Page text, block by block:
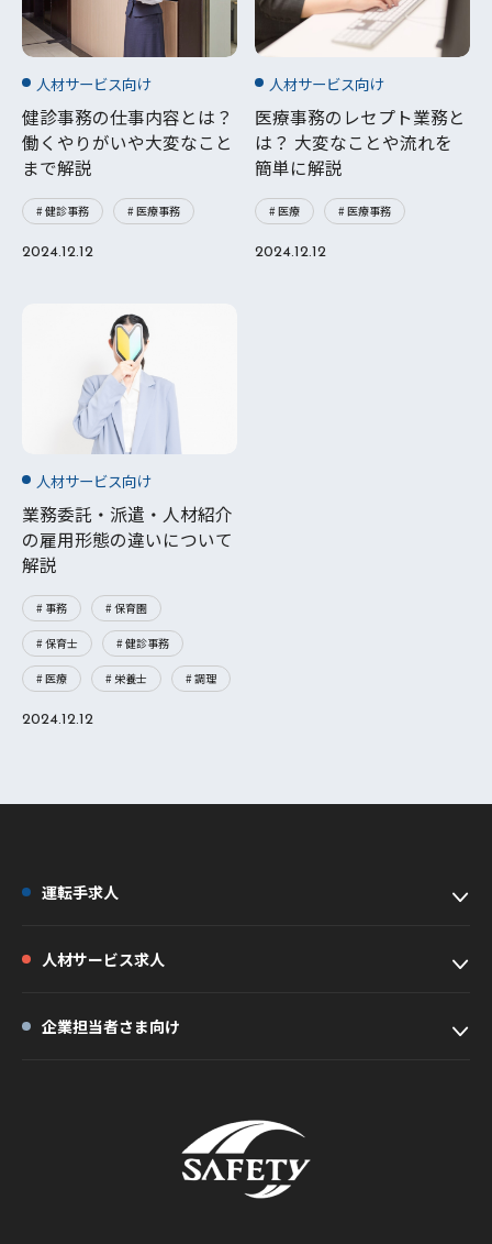
人材サービス向け
健診事務の仕事内容とは？
働くやりがいや大変なこと
まで解説
# 健診事務 # 医療事務
2024.12.12
人材サービス向け
医療事務のレセプト業務と
は？ 大変なことや流れを
簡単に解説
# 医療 # 医療事務
2024.12.12
人材サービス向け
業務委託・派遣・人材紹介
の雇用形態の違いについて
解説
# 事務 # 保育園
# 保育士 # 健診事務
# 医療 # 栄養士 # 調理
2024.12.12
運転手求人
人材サービス求人
企業担当者さま向け